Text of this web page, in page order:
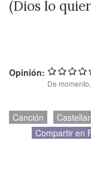
(Dios lo
Opinión:
De
Canción
Compartir en